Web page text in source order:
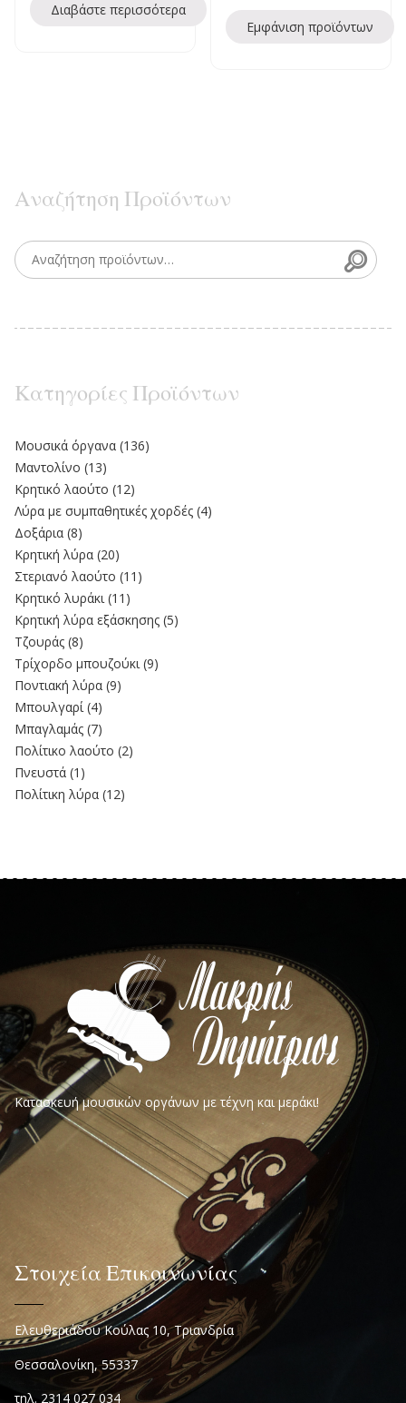
Διαβάστε περισσότερα
Εμφάνιση προϊόντων
Αναζήτηση Προϊόντων
Search for:
Κατηγορίες Προϊόντων
Moυσικά όργανα (136)
Μαντολίνο (13)
Κρητικό λαούτο (12)
Λύρα με συμπαθητικές χορδές (4)
Δοξάρια (8)
Κρητική λύρα (20)
Στεριανό λαούτο (11)
Kρητικό λυράκι (11)
Κρητική λύρα εξάσκησης (5)
Τζουράς (8)
Τρίχορδο μπουζούκι (9)
Ποντιακή λύρα (9)
Μπουλγαρί (4)
Μπαγλαμάς (7)
Πολίτικο λαούτο (2)
Πνευστά (1)
Πολίτικη λύρα (12)
Κατασκευή μουσικών οργάνων με τέχνη και μεράκι!
Στοιχεία Επικοινωνίας
Ελευθεριάδου Κούλας 10, Τριανδρία
Θεσσαλονίκη, 55337
τηλ. 2314 027 034